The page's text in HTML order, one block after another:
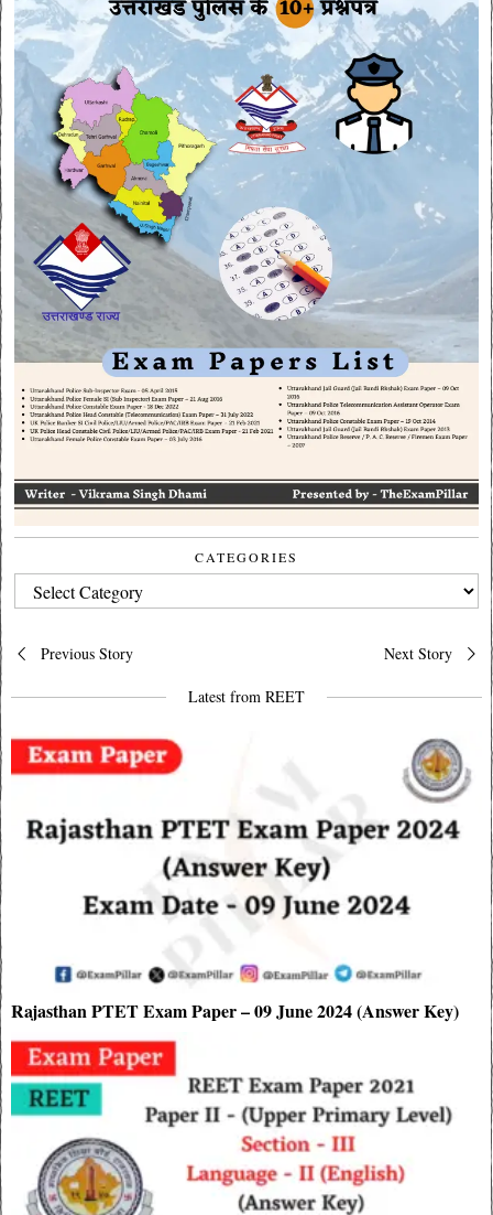
CATEGORIES
CATEGORIES
Post
navigation
Previous Story Next Story
Latest from REET
Rajasthan PTET Exam Paper – 09 June 2024 (Answer Key)